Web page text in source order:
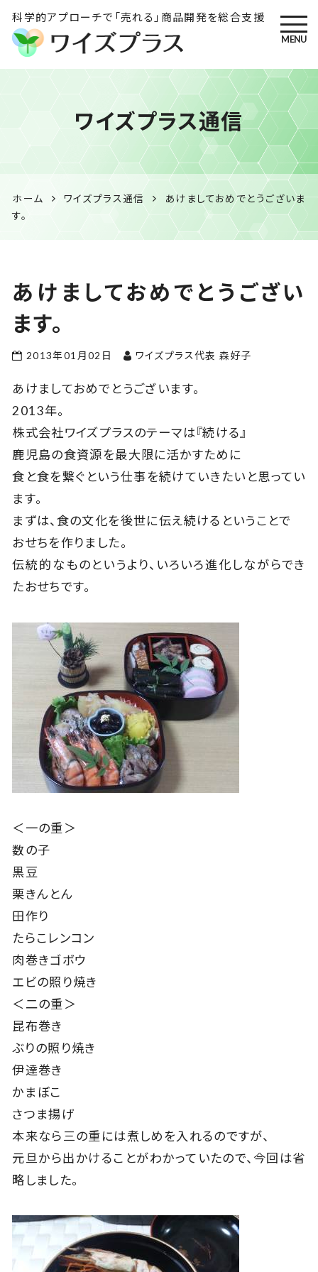
科学的アプローチで「売れる」商品開発を総合支援
ワイズプラス｜鹿児島の特産
品開発・HACCP衛生管理・食
品表示の専門コンサル
MENU
ワイズプラス通信
ホーム ワイズプラス通信
あけましておめでとうございま
す。
あけましておめでとうござい
ます。
2013年01月02日 ワイズプラス代表 森好子
あけましておめでとうございます。
2013年。
株式会社ワイズプラスのテーマは『続ける』
鹿児島の食資源を最大限に活かすために
食と食を繋ぐという仕事を続けていきたいと思ってい
ます。
まずは、食の文化を後世に伝え続けるということで
おせちを作りました。
伝統的なものというより、いろいろ進化しながらでき
たおせちです。
＜一の重＞
数の子
黒豆
栗きんとん
田作り
たらこレンコン
肉巻きゴボウ
エビの照り焼き
＜二の重＞
昆布巻き
ぶりの照り焼き
伊達巻き
かまぼこ
さつま揚げ
本来なら三の重には煮しめを入れるのですが、
元旦から出かけることがわかっていたので、今回は省
略しました。